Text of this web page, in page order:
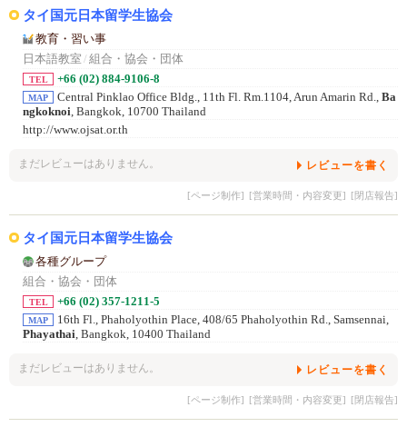
タイ国元日本留学生協会
教育・習い事
日本語教室 / 組合・協会・団体
TEL +66 (02) 884-9106-8
MAP Central Pinklao Office Bldg., 11th Fl. Rm.1104, Arun Amarin Rd., Ba
ngkoknoi , Bangkok, 10700 Thailand
http://www.ojsat.or.th
まだレビューはありません。 レビューを書く
[ページ制作] [営業時間・内容変更] [閉店報告]
タイ国元日本留学生協会
各種グループ
組合・協会・団体
TEL +66 (02) 357-1211-5
MAP
16th Fl., Phaholyothin Place, 408/65 Phaholyothin Rd., Samsennai,
Phayathai, Bangkok, 10400 Thailand
まだレビューはありません。 レビューを書く
[ページ制作] [営業時間・内容変更] [閉店報告]